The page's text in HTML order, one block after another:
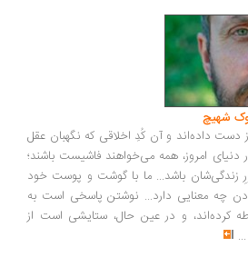
و آن کُدِ اخلاقی که نگهبان عقل
همه می‌خواهند فاشیست باشند؛
باشد... ما با گوشت و پوست خود
دارد... نوشتن پاسخی است به
و در عین حال، ستایشی است از